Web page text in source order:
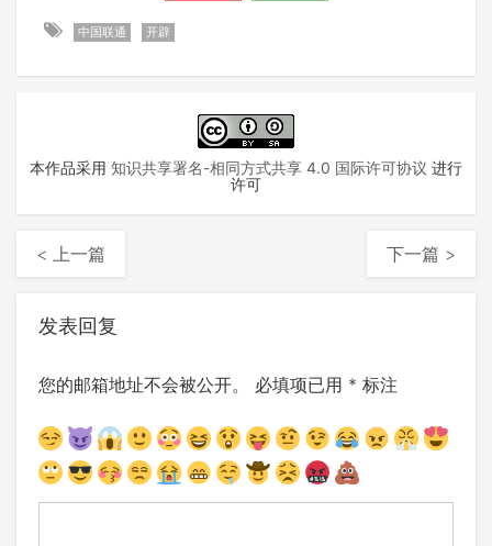
中国联通 开辟
本作品采用 知识共享署名-相同方式共享 4.0 国际许可协议 进行
许可
< 上一篇 下一篇 >
发表回复
您的邮箱地址不会被公开。 必填项已用 * 标注